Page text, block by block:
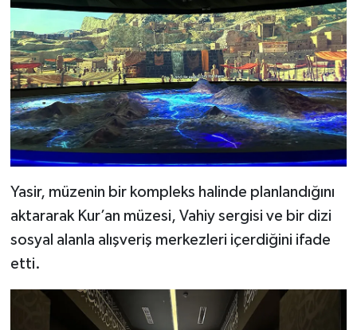
Yasir, müzenin bir kompleks halinde planlandığını
aktararak Kur’an müzesi, Vahiy sergisi ve bir dizi
sosyal alanla alışveriş merkezleri içerdiğini ifade
etti.
Elazığ Müftülüğü
Erzincan Müftülüğü
Erzurum Müftülüğü
Eskişehir Müftülüğü
Gaziantep Müftülüğü
Giresun Müftülüğü
Hakkari Müftülüğü